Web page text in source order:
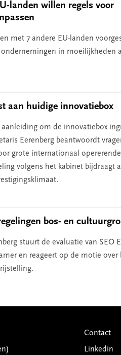
landen willen regels voor
met 7 andere EU-landen
ondernemingen in moeilijkheden
aan huidige innovatiebox
om de innovatiebox
Eerenberg beantwoordt
grote internationaal
volgens het kabinet bijdraagt
bos- en
stuurt de evaluatie van SEO
en reageert op de motie over
Contact
Linkedin